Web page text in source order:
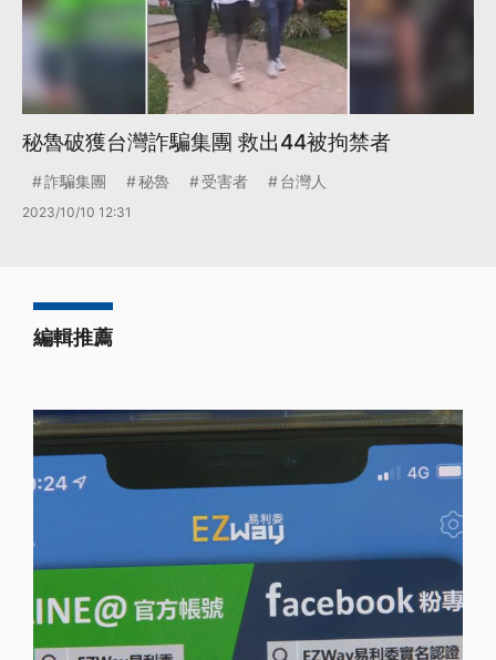
秘魯破獲台灣詐騙集團 救出44被拘禁者
詐騙集團 秘魯 受害者 台灣人
2023/10/10 12:31
編輯推薦